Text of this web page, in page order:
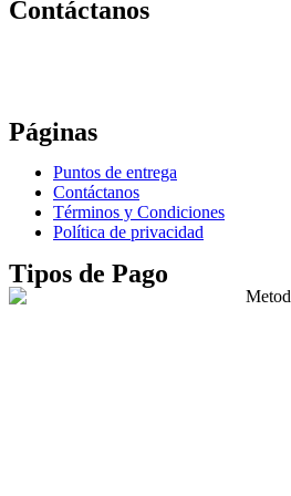
Contáctanos
Páginas
Puntos de entrega
Contáctanos
Términos y Condiciones
Política de privacidad
Tipos de Pago